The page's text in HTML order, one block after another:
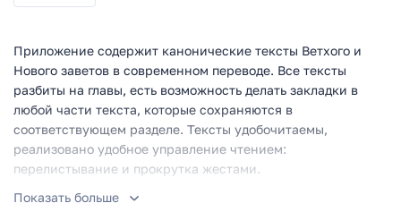
Приложение содержит канонические тексты Ветхого и
Нового заветов в современном переводе. Все тексты
разбиты на главы, есть возможность делать закладки в
любой части текста, которые сохраняются в
соответствующем разделе. Тексты удобочитаемы,
реализовано удобное управление чтением:
перелистывание и прокрутка жестами.
Функционал
Показать больше